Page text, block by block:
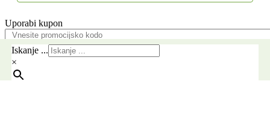
Iskanje ...
×
Uporabi kupon
Pošlji